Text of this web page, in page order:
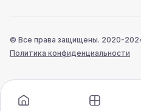
© Все права защищены. 2020-
Политика конфиденциальности